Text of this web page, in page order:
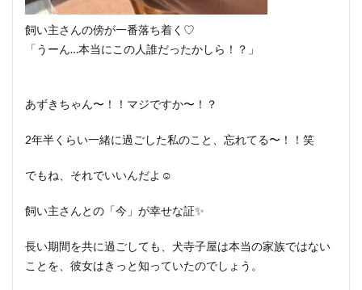
飼い主さんの傍が一番落ち着く♡
「うーん…本当にこの人誰だったかしら！？」
あずきちゃん〜！！マジですか〜！？
2年半くらい一緒に過ごした私のこと、忘れてる〜！！笑
でもね、それでいいんだよ☺️
飼い主さんとの「今」が幸せな証✨
長い期間を共に過ごしても、犬寺子屋は本当の家族ではない
ことを、彼女はきっと知っていたのでしょう。